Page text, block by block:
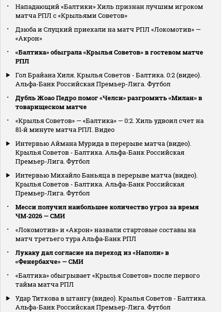
Нападающий «Балтики» Хиль признан лучшим игроком
матча РПЛ с «Крыльями Советов»
Дзюба и Слуцкий приехали на матч РПЛ «Локомотив» —
«Акрон»
«Балтика» обыграла «Крылья Советов» в гостевом матче
РПЛ
Гол Брайана Хиля. Крылья Советов - Балтика. 0:2 (видео).
Альфа-Банк Российская Премьер-Лига. Футбол
Дубль Жоао Педро помог «Челси» разгромить «Милан» в
товарищеском матче
«Крылья Советов» — «Балтика» — 0:2. Хиль удвоил счет на
81‑й минуте матча РПЛ. Видео
Интервью Аймана Мурида в перерыве матча (видео).
Крылья Советов - Балтика. Альфа-Банк Российская
Премьер-Лига. Футбол
Интервью Михайло Баньяца в перерыве матча (видео).
Крылья Советов - Балтика. Альфа-Банк Российская
Премьер-Лига. Футбол
Месси получил наибольшее количество угроз за время
ЧМ‑2026 — СМИ
«Локомотив» и «Акрон» назвали стартовые составы на
матч третьего тура Альфа‑Банк РПЛ
Лукаку дал согласие на переход из «Наполи» в
«Фенербахче» — СМИ
«Балтика» обыгрывает «Крылья Советов» после первого
тайма матча РПЛ
Удар Титкова в штангу (видео). Крылья Советов - Балтика.
Альфа-Банк Российская Премьер-Лига. Футбол